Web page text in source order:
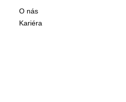
O nás
Kariéra